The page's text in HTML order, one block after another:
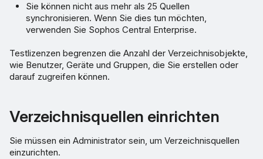
Sie können nicht aus mehr als 25 Quellen
synchronisieren. Wenn Sie dies tun möchten,
verwenden Sie Sophos Central Enterprise.
Testlizenzen begrenzen die Anzahl der Verzeichnisobjekte,
wie Benutzer, Geräte und Gruppen, die Sie erstellen oder
darauf zugreifen können.
Verzeichnisquellen einrichten
Sie müssen ein Administrator sein, um Verzeichnisquellen
einzurichten.